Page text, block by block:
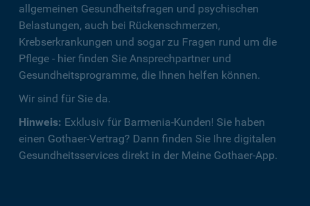
allgemeinen Gesundheitsfragen und psychischen
Belastungen, auch bei Rückenschmerzen,
Krebserkrankungen und sogar zu Fragen rund um die
Pflege - hier finden Sie Ansprechpartner und
Gesundheitsprogramme, die Ihnen helfen können.
Wir sind für Sie da.
Hinweis: Exklusiv für Barmenia-Kunden! Sie haben
einen Gothaer-Vertrag? Dann finden Sie Ihre digitalen
Gesundheitsservices direkt in der Meine Gothaer-App.